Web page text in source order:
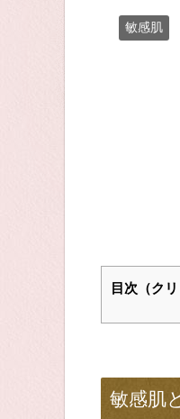
敏感肌
目次（ク
敏感肌